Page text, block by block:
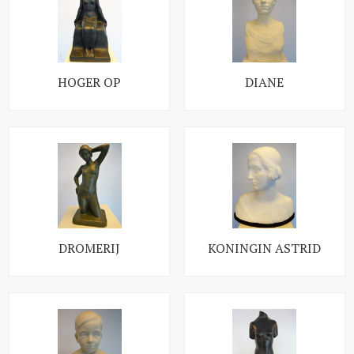
HOGER OP DIANE
DROMERIJ KONINGIN ASTRID